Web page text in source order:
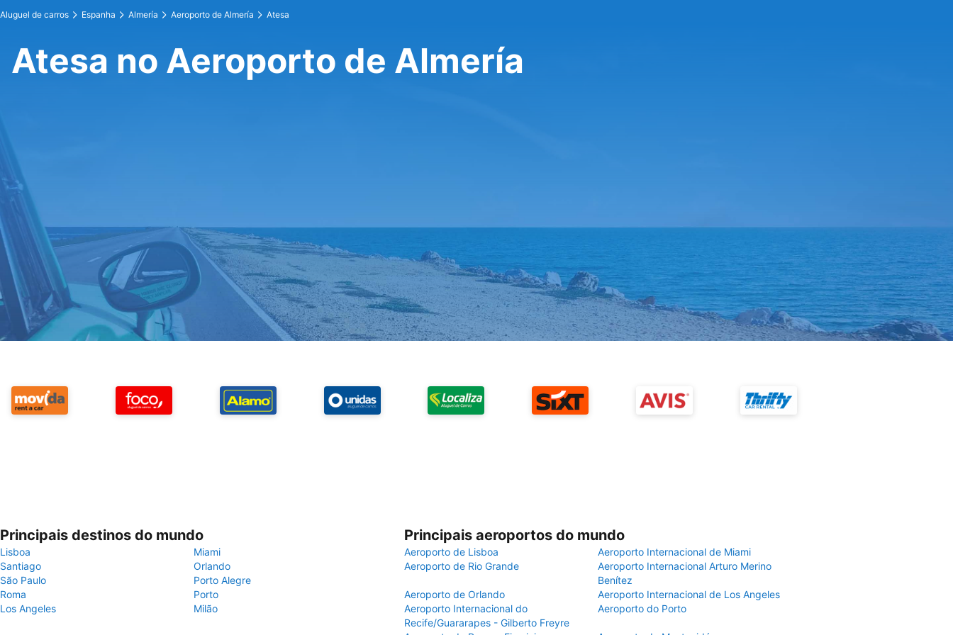
Aluguel de carros Espanha Almería Aeroporto de Almería Atesa
Atesa no Aeroporto de Almería
Principais destinos do mundo
Lisboa
Miami
Santiago
Orlando
São Paulo
Porto Alegre
Roma
Porto
Los Angeles
Milão
Principais aeroportos do mundo
Aeroporto de Lisboa
Aeroporto Internacional de Miami
Aeroporto de Rio Grande
Aeroporto Internacional Arturo Merino
Benítez
Aeroporto de Orlando
Aeroporto Internacional de Los Angeles
Aeroporto Internacional do
Recife/Guararapes - Gilberto Freyre
Aeroporto do Porto